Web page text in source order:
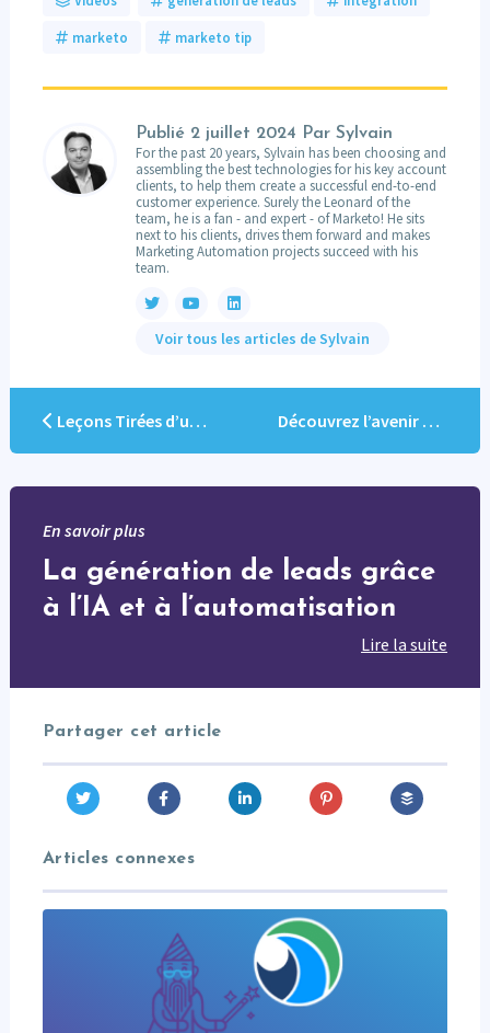
marketo marketo tip
Publié 2 juillet 2024 Par Sylvain
For the past 20 years, Sylvain has been choosing and
assembling the best technologies for his key account
clients, to help them create a successful end-to-end
customer experience. Surely the Leonard of the
team, he is a fan - and expert - of Marketo! He sits
next to his clients, drives them forward and makes
Marketing Automation projects succeed with his
team.
Voir tous les articles de Sylvain
Leçons Tirées d’un Parcours Client B2B Réel Découvrez l’avenir de la génération de leads
En savoir plus
La génération de leads grâce
à l’IA et à l’automatisation
Lire la suite
Partager cet article
Articles connexes